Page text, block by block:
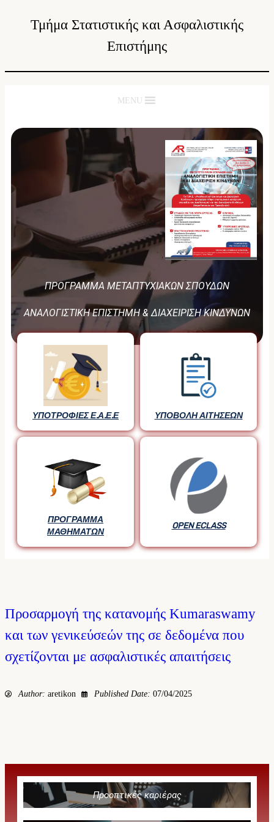
Τμήμα Στατιστικής και Ασφαλιστικής
Επιστήμης
MENU
ΠΡΟΓΡΑΜΜΑ ΜΕΤΑΠΤΥΧΙΑΚΩΝ ΣΠΟΥΔΩΝ
ΑΝΑΛΟΓΙΣΤΙΚΗ ΕΠΙΣΤΗΜΗ & ΔΙΑΧΕΙΡΙΣΗ ΚΙΝΔΥΝΩΝ
ΥΠΟΤΡΟΦΙΕΣ Ε.Α.Ε.Ε ΥΠΟΒΟΛΗ ΑΙΤΗΣΕΩΝ
ΠΡΟΓΡΑΜΜΑ
ΜΑΘΗΜΑΤΩΝ
OPEN ECLASS
Προσαρμογή της κατανομής Kumaraswamy
και των γενικεύσεών της σε δεδομένα που
σχετίζονται με ασφαλιστικές απαιτήσεις
Author: aretikon Published Date: 07/04/2025
Προοπτικές καριέρας